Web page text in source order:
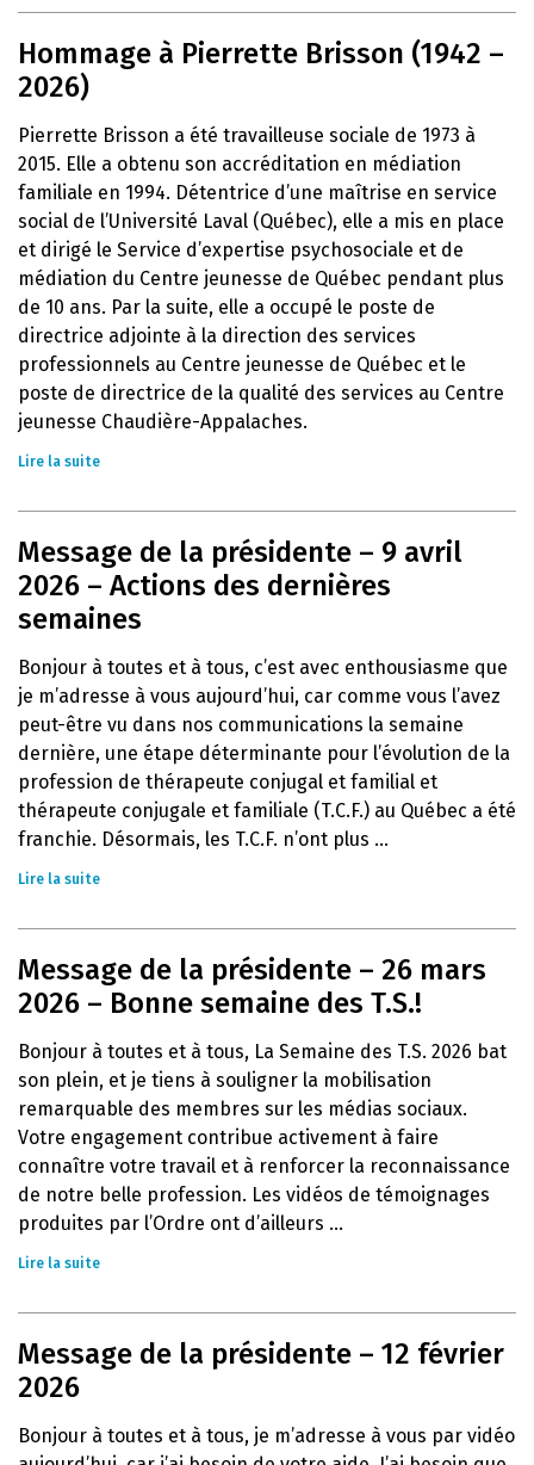
Hommage à Pierrette Brisson (1942 –
2026)
Pierrette Brisson a été travailleuse sociale de 1973 à
2015. Elle a obtenu son accréditation en médiation
familiale en 1994. Détentrice d’une maîtrise en service
social de l’Université Laval (Québec), elle a mis en place
et dirigé le Service d’expertise psychosociale et de
médiation du Centre jeunesse de Québec pendant plus
de 10 ans. Par la suite, elle a occupé le poste de
directrice adjointe à la direction des services
professionnels au Centre jeunesse de Québec et le
poste de directrice de la qualité des services au Centre
jeunesse Chaudière-Appalaches.
Lire la suite
Message de la présidente – 9 avril
2026 – Actions des dernières
semaines
Bonjour à toutes et à tous, c’est avec enthousiasme que
je m’adresse à vous aujourd’hui, car comme vous l’avez
peut-être vu dans nos communications la semaine
dernière, une étape déterminante pour l’évolution de la
profession de thérapeute conjugal et familial et
thérapeute conjugale et familiale (T.C.F.) au Québec a été
franchie. Désormais, les T.C.F. n’ont plus ...
Lire la suite
Message de la présidente – 26 mars
2026 – Bonne semaine des T.S.!
Bonjour à toutes et à tous, La Semaine des T.S. 2026 bat
son plein, et je tiens à souligner la mobilisation
remarquable des membres sur les médias sociaux.
Votre engagement contribue activement à faire
connaître votre travail et à renforcer la reconnaissance
de notre belle profession. Les vidéos de témoignages
produites par l’Ordre ont d’ailleurs ...
Lire la suite
Message de la présidente – 12 février
2026
Bonjour à toutes et à tous, je m’adresse à vous par vidéo